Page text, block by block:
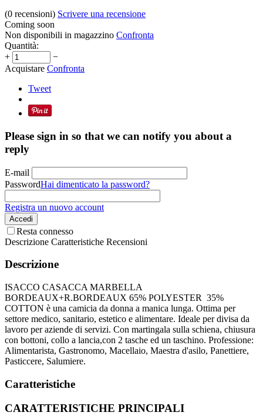
(0 recensioni) Scrivere una recensione
Coming soon
Non disponibili in magazzino Confronta
Quantità:
+
−
Acquistare Confronta
Tweet
Please sign in so that we can notify you about a
reply
E-mail
PasswordHai dimenticato la password?
Registra un nuovo account
Accedi
Resta connesso
Descrizione Caratteristiche Recensioni
Descrizione
ISACCO CASACCA MARBELLA
BORDEAUX+R.BORDEAUX 65% POLYESTER 35%
COTTON è una camicia da donna a manica lunga. Ottima per
settore medico, sanitario, estetico e alimentare. Ideale per divisa da
lavoro per aziende di servizi. Con martingala sulla schiena, chiusura
con bottoni, collo a lancia,con 2 tasche ed un taschino. Professione:
Alimentarista, Gastronomo, Macellaio, Maestra d'asilo, Panettiere,
Pasticcere, Salumiere.
Caratteristiche
CARATTERISTICHE PRINCIPALI